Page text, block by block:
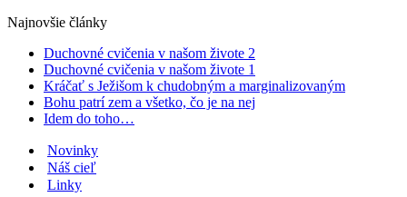
Najnovšie články
Duchovné cvičenia v našom živote 2
Duchovné cvičenia v našom živote 1
Kráčať s Ježišom k chudobným a marginalizovaným
Bohu patrí zem a všetko, čo je na nej
Idem do toho…
Novinky
Náš cieľ
Linky